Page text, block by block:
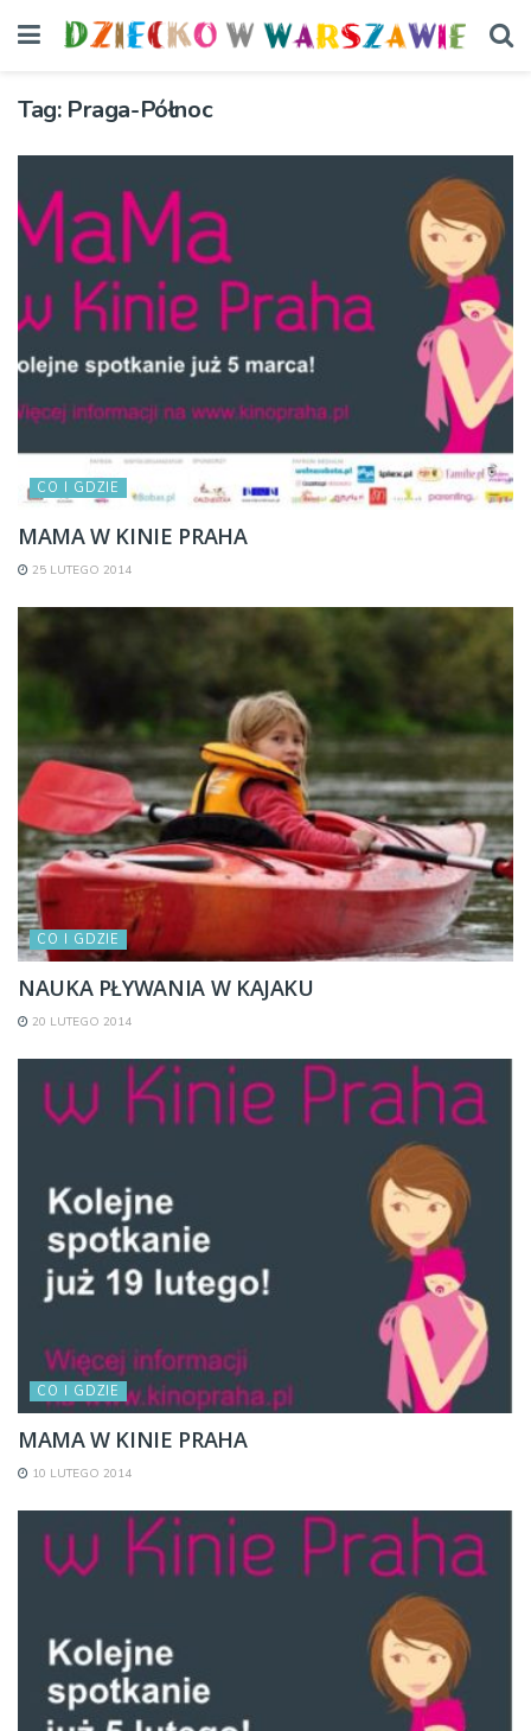
Tag: Praga-Północ
CO I GDZIE
MAMA W KINIE PRAHA
25 LUTEGO 2014
CO I GDZIE
NAUKA PŁYWANIA W KAJAKU
20 LUTEGO 2014
CO I GDZIE
MAMA W KINIE PRAHA
10 LUTEGO 2014